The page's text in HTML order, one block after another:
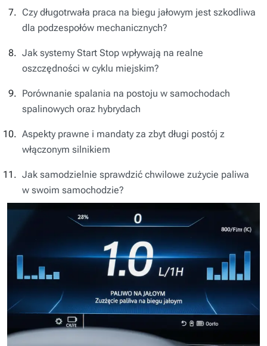
Czy długotrwała praca na biegu jałowym jest szkodliwa
dla podzespołów mechanicznych?
Jak systemy Start Stop wpływają na realne
oszczędności w cyklu miejskim?
Porównanie spalania na postoju w samochodach
spalinowych oraz hybrydach
Aspekty prawne i mandaty za zbyt długi postój z
włączonym silnikiem
Jak samodzielnie sprawdzić chwilowe zużycie paliwa
w swoim samochodzie?